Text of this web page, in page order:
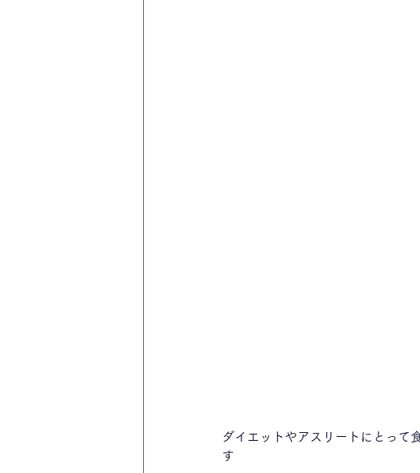
ダイエットやアスリートにとって
す